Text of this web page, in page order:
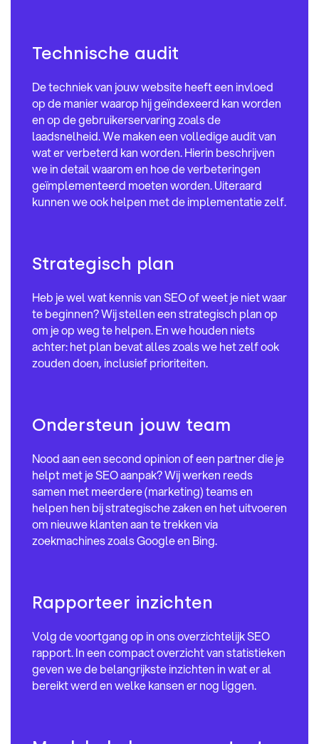
Technische audit
De techniek van jouw website heeft een invloed
op de manier waarop hij geïndexeerd kan worden
en op de gebruikerservaring zoals de
laadsnelheid. We maken een volledige audit van
wat er verbeterd kan worden. Hierin beschrijven
we in detail waarom en hoe de verbeteringen
geïmplementeerd moeten worden. Uiteraard
kunnen we ook helpen met de implementatie zelf.
Strategisch plan
Heb je wel wat kennis van SEO of weet je niet waar
te beginnen? Wij stellen een strategisch plan op
om je op weg te helpen. En we houden niets
achter: het plan bevat alles zoals we het zelf ook
zouden doen, inclusief prioriteiten.
Ondersteun jouw team
Nood aan een second opinion of een partner die je
helpt met je SEO aanpak? Wij werken reeds
samen met meerdere (marketing) teams en
helpen hen bij strategische zaken en het uitvoeren
om nieuwe klanten aan te trekken via
zoekmachines zoals Google en Bing.
Rapporteer inzichten
Volg de voortgang op in ons overzichtelijk SEO
rapport. In een compact overzicht van statistieken
geven we de belangrijkste inzichten in wat er al
bereikt werd en welke kansen er nog liggen.